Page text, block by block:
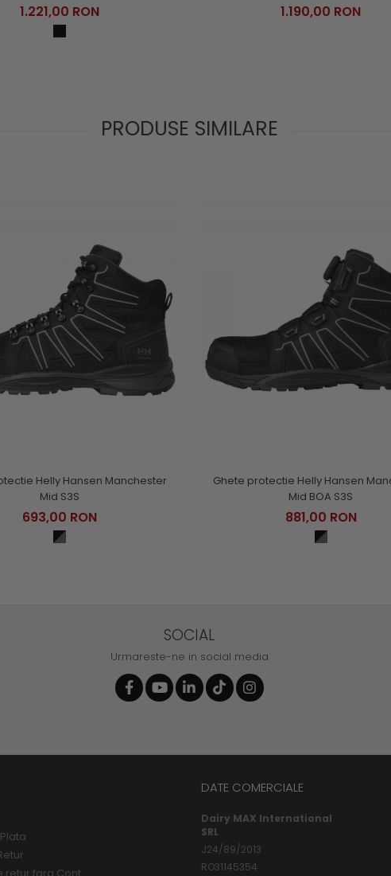
1.221,00 RON 1.190,00 RON
PRODUSE SIMILARE
Helly Hansen Manchester
Mid S3S
693,00 RON
Ghete protectie Helly Hansen
Mid BOA S3S
881,00 RON
SOCIAL
Urmareste-ne in social media
DATE COMERCIALE
Dairy MAX International
SRL
J24/89/2013
RO31145354